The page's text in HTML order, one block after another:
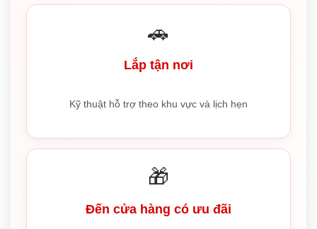
🚗
Lắp tận nơi
Kỹ thuật hỗ trợ theo khu vực và lịch hẹn
🎁
Đến cửa hàng có ưu đãi